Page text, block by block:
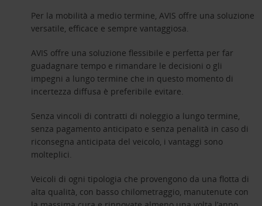
Per la mobilità a medio termine, AVIS offre una soluzione
versatile, efficace e sempre vantaggiosa.
AVIS offre una soluzione flessibile e perfetta per far
guadagnare tempo e rimandare le decisioni o gli
impegni a lungo termine che in questo momento di
incertezza diffusa è preferibile evitare.
Senza vincoli di contratti di noleggio a lungo termine,
senza pagamento anticipato e senza penalità in caso di
riconsegna anticipata del veicolo, i vantaggi sono
molteplici.
Veicoli di ogni tipologia che provengono da una flotta di
alta qualità, con basso chilometraggio, manutenute con